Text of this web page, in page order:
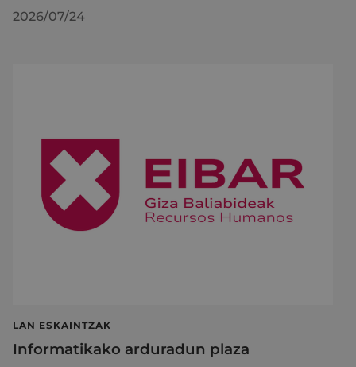
2026/07/24
LAN ESKAINTZAK
Informatikako arduradun plaza